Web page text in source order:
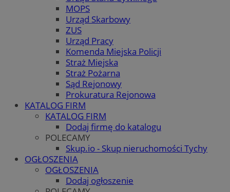
MOPS
Urząd Skarbowy
ZUS
Urząd Pracy
Komenda Miejska Policji
Straż Miejska
Straż Pożarna
Sąd Rejonowy
Prokuratura Rejonowa
KATALOG FIRM
KATALOG FIRM
Dodaj firmę do katalogu
POLECAMY
Skup.io - Skup nieruchomości Tychy
OGŁOSZENIA
OGŁOSZENIA
Dodaj ogłoszenie